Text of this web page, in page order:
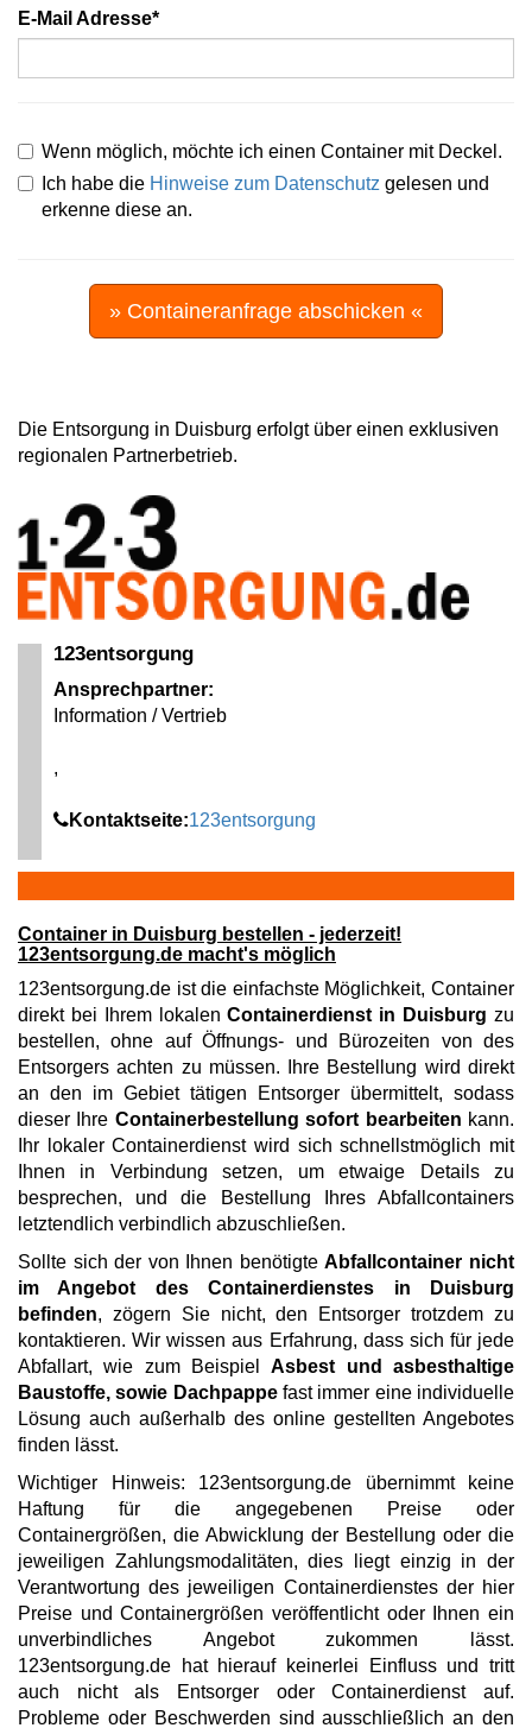
E-Mail Adresse*
Wenn möglich, möchte ich einen Container mit Deckel.
Ich habe die Hinweise zum Datenschutz gelesen und
erkenne diese an.
» Containeranfrage abschicken «
Die Entsorgung in Duisburg erfolgt über einen exklusiven
regionalen Partnerbetrieb.
123entsorgung
Ansprechpartner:
Information / Vertrieb
,
Kontaktseite:123entsorgung
Container in Duisburg bestellen - jederzeit!
123entsorgung.de macht's möglich
123entsorgung.de ist die einfachste Möglichkeit, Container
direkt bei Ihrem lokalenContainerdienst in Duisburg zu
bestellen, ohne auf Öffnungs- und Bürozeiten von des
Entsorgers achten zu müssen. Ihre Bestellung wird direkt
an den im Gebiet tätigen Entsorger übermittelt, sodass
dieser Ihre Containerbestellung sofort bearbeiten kann.
Ihr lokaler Containerdienst wird sich schnellstmöglich mit
Ihnen in Verbindung setzen, um etwaige Details zu
besprechen, und die Bestellung Ihres Abfallcontainers
letztendlich verbindlich abzuschließen.
Sollte sich der von Ihnen benötigteAbfallcontainer nicht
im Angebot des Containerdienstes in Duisburg
befinden, zögern Sie nicht, den Entsorger trotzdem zu
kontaktieren. Wir wissen aus Erfahrung, dass sich für jede
Abfallart, wie zum BeispielAsbest und asbesthaltige
Baustoffe, sowie Dachpappefast immer eine individuelle
Lösung auch außerhalb des online gestellten Angebotes
finden lässt.
Wichtiger Hinweis: 123entsorgung.de übernimmt keine
Haftung für die angegebenen Preise oder
Containergrößen, die Abwicklung der Bestellung oder die
jeweiligen Zahlungsmodalitäten, dies liegt einzig in der
Verantwortung des jeweiligen Containerdienstes der hier
Preise und Containergrößen veröffentlicht oder Ihnen ein
unverbindliches Angebot zukommen lässt.
123entsorgung.de hat hierauf keinerlei Einfluss und tritt
auch nicht als Entsorger oder Containerdienst auf.
Probleme oder Beschwerden sind ausschließlich an den